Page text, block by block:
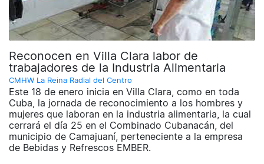
Reconocen en Villa Clara labor de
trabajadores de la Industria Alimentaria
CMHW La Reina Radial del Centro
Este 18 de enero inicia en Villa Clara, como en toda
Cuba, la jornada de reconocimiento a los hombres y
mujeres que laboran en la industria alimentaria, la cual
cerrará el día 25 en el Combinado Cubanacán, del
municipio de Camajuaní, perteneciente a la empresa
de Bebidas y Refrescos EMBER.